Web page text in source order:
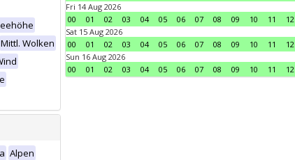
Mittl. Wolken
Alpen
Fri 14 Aug 2026
00
01 02 03 04 05 06 07 08 09 10 11 12
Sat 15 Aug 2026
00
01 02 03 04 05 06 07 08 09 10 11 12
Sun 16 Aug 2026
00
01 02 03 04 05 06 07 08 09 10 11 12